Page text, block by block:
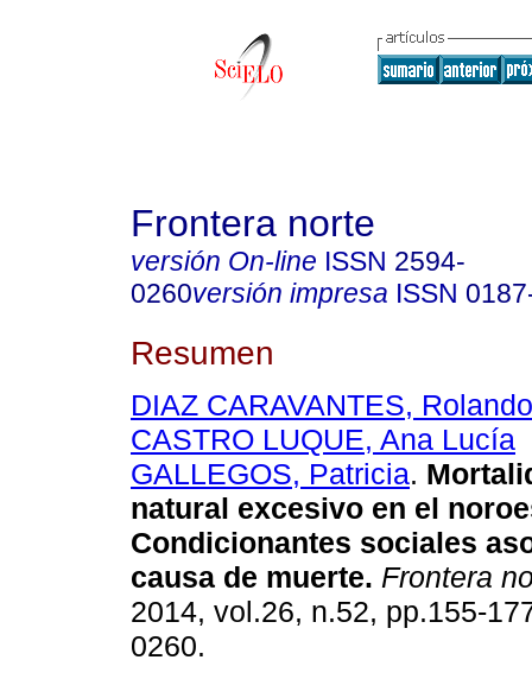
Frontera norte
versión On-line ISSN 2594-
0260versión impresa ISSN
Resumen
DIAZ CARAVANTES,
CASTRO LUQUE, Ana Lucía
GALLEGOS, Patricia.
natural excesivo en el
Condicionantes sociales
causa de muerte. Frontera
2014, vol.26, n.52, pp.155-
0260.